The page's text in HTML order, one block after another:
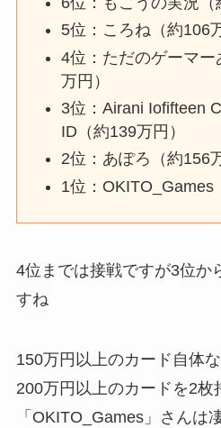
5位：ころね（約106
4位：ただのゲーマ
万円）
3位：Airani Iofifteen
ID（約139万円）
2位：あぽろ（約156
1位：OKITO_Games
4位までは接戦ですが3位か
すね
150万円以上のカード自体
200万円以上のカードを2枚
「OKITO_Games」さんは